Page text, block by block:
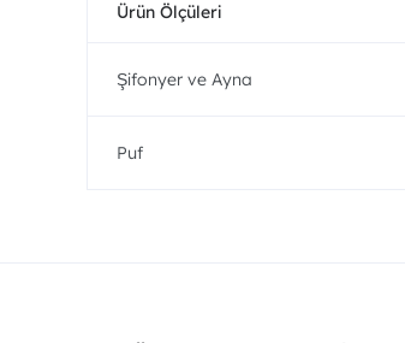
Ürün Ölçüleri
Şifonyer ve Ayna
Puf